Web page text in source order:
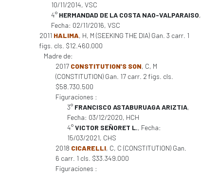
10/11/2014, VSC
4° HERMANDAD DE LA COSTA NAO-VALPARAISO,
Fecha: 02/11/2016, VSC
2011 HALIMA, H, M (SEEKING THE DIA) Gan. 3 carr. 1
figs. cls. $12.460.000
Madre de:
2017 CONSTITUTION'S SON, C, M
(CONSTITUTION) Gan. 17 carr. 2 figs. cls.
$58.730.500
Figuraciones :
3° FRANCISCO ASTABURUAGA ARIZTIA,
Fecha: 03/12/2020, HCH
4°VICTOR SEÑORET L., Fecha:
15/03/2021, CHS
2018 CICARELLI, C, C (CONSTITUTION) Gan.
6 carr. 1 cls. $33.349.000
Figuraciones :